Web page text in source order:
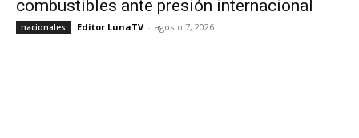
combustibles ante presión internacional
nacionales Editor LunaTV - agosto 7, 2026